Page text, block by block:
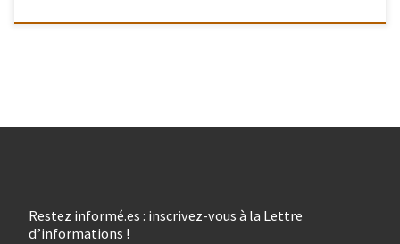
Restez informé.es : inscrivez-vous à la Lettre
d’informations !